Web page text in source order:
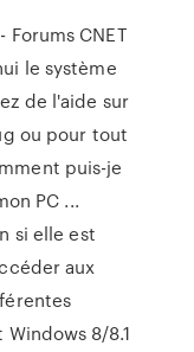
CNET
le système
de l'aide sur
ou pour tout
puis-je
PC ...
si elle est
aux
8/8.1